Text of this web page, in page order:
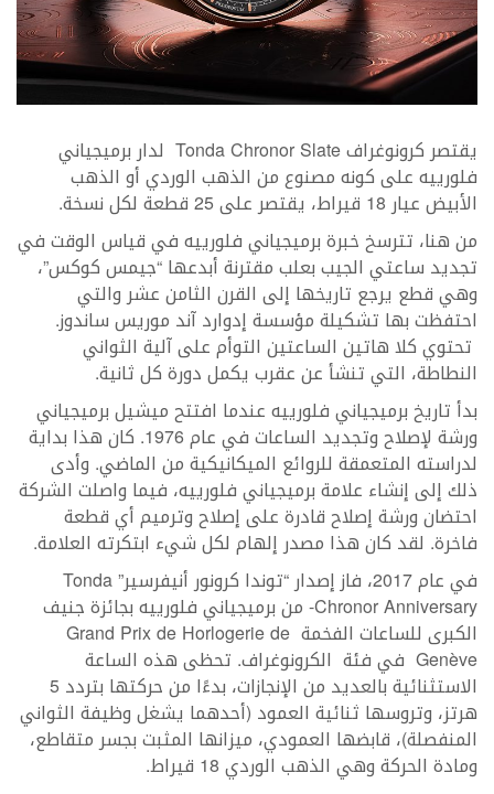
يقتصر كرونوغراف Tonda Chronor Slate لدار برميجياني
فلورييه على كونه مصنوع من الذهب الوردي أو الذهب
الأبيض عيار 18 قيراط، يقتصر على 25 قطعة لكل نسخة.
من هنا، تترسخ خبرة برميجياني فلورييه في قياس الوقت في
تجديد ساعتي الجيب بعلب مقترنة أبدعها “جيمس كوكس”،
وهي قطع يرجع تاريخها إلى القرن الثامن عشر والتي
احتفظت بها تشكيلة مؤسسة إدوارد آند موريس ساندوز.
تحتوي كلا هاتين الساعتين التوأم على آلية الثواني
النطاطة، التي تنشأ عن عقرب يكمل دورة كل ثانية.
بدأ تاريخ برميجياني فلورييه عندما افتتح ميشيل برميجياني
ورشة لإصلاح وتجديد الساعات في عام 1976. كان هذا بداية
لدراسته المتعمقة للروائع الميكانيكية من الماضي. وأدى
ذلك إلى إنشاء علامة برميجياني فلورييه، فيما واصلت الشركة
احتضان ورشة إصلاح قادرة على إصلاح وترميم أي قطعة
فاخرة. لقد كان هذا مصدر إلهام لكل شيء ابتكرته العلامة.
في عام 2017، فاز إصدار “توندا كرونور أنيفرسير” Tonda
Chronor Anniversary- من برميجياني فلورييه بجائزة جنيف
الكبرى للساعات الفخمة Grand Prix de Horlogerie de
Genève في فئة الكرونوغراف. تحظى هذه الساعة
الاستثنائية بالعديد من الإنجازات، بدءًا من حركتها بتردد 5
هرتز، وتروسها ثنائية العمود (أحدهما يشغل وظيفة الثواني
المنفصلة)، قابضها العمودي، ميزانها المثبت بجسر متقاطع،
ومادة الحركة وهي الذهب الوردي 18 قيراط.